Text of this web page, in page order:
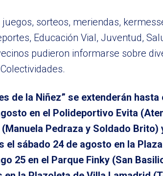
sorteos, meriendas,
Educación Vial, Juventud,
pudieron informarse sobre
de la Niñez” se extenderán
en el Polideportivo Evita
Pedraza y Soldado
el sábado 24 de agosto en la
25 en el Parque Finky (San